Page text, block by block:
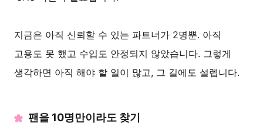
지금은 아직 신뢰할 수 있는 파트너가 2명뿐. 아직
고용도 못 했고 수입도 안정되지 않았습니다. 그렇게
생각하면 아직 해야 할 일이 많고, 그 길에도 설렙니다.
팬을 10명만이라도 찾기